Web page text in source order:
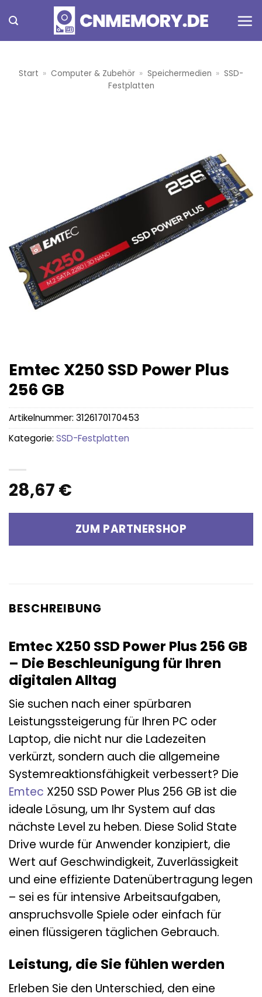
Inhalt
springen
Start » Computer & Zubehör » Speichermedien » SSD-
Festplatten
Emtec X250 SSD Power Plus
256 GB
28,67 €
ZUM PARTNERSHOP
Artikelnummer: 3126170170453
Kategorie: SSD-Festplatten
BESCHREIBUNG
Emtec X250 SSD Power Plus 256 GB
– Die Beschleunigung für Ihren
digitalen Alltag
Sie suchen nach einer spürbaren
Leistungssteigerung für Ihren PC oder
Laptop, die nicht nur die Ladezeiten
verkürzt, sondern auch die allgemeine
Systemreaktionsfähigkeit verbessert? Die
Emtec X250 SSD Power Plus 256 GB ist die
ideale Lösung, um Ihr System auf das
nächste Level zu heben. Diese Solid State
Drive wurde für Anwender konzipiert, die
Wert auf Geschwindigkeit, Zuverlässigkeit
und eine effiziente Datenübertragung legen
– sei es für intensive Arbeitsaufgaben,
anspruchsvolle Spiele oder einfach für
einen flüssigeren täglichen Gebrauch.
Leistung, die Sie fühlen werden
Erleben Sie den Unterschied, den eine